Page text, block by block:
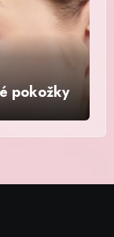
pokožky